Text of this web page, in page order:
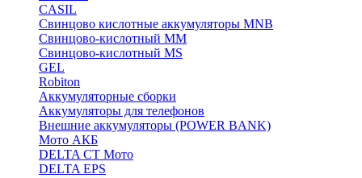
CASIL
Свинцово кислотные аккумуляторы MNB
Cвинцово-кислотный MM
Cвинцово-кислотный MS
GEL
Robiton
Аккумуляторные сборки
Аккумуляторы для телефонов
Внешние аккумуляторы (POWER BANK)
Мото АКБ
DELTA CT Мото
DELTA EPS